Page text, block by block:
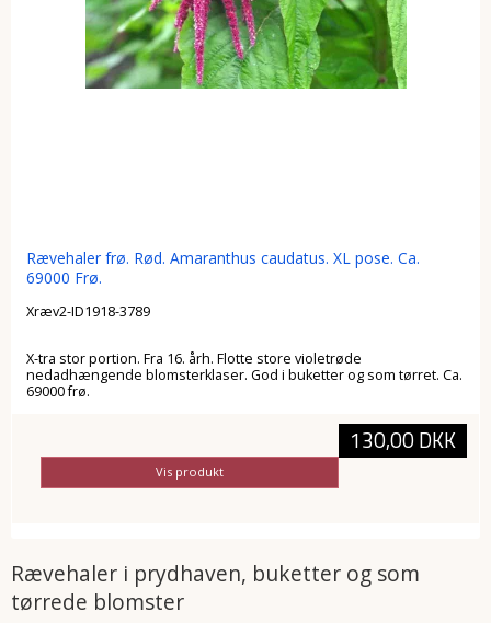
Rævehaler frø. Rød. Amaranthus caudatus. XL pose. Ca.
69000 Frø.
Xræv2-ID1918-3789
X-tra stor portion. Fra 16. årh. Flotte store violetrøde
nedadhængende blomsterklaser. God i buketter og som tørret. Ca.
69000 frø.
130,00 DKK
Vis produkt
Rævehaler i prydhaven, buketter og som
tørrede blomster